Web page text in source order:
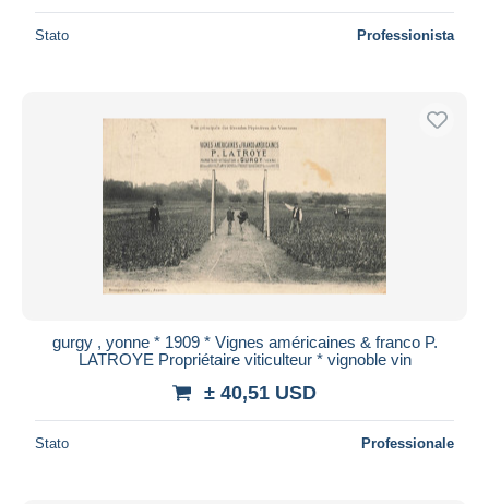
Stato Professionista
gurgy , yonne * 1909 * Vignes américaines & franco P.
LATROYE Propriétaire viticulteur * vignoble vin
± 40,51 USD
Stato Professionale